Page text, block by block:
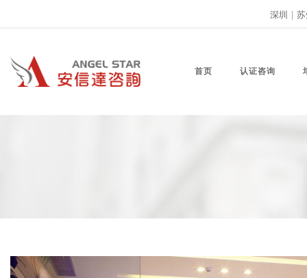
深圳 |
首页 认证咨询